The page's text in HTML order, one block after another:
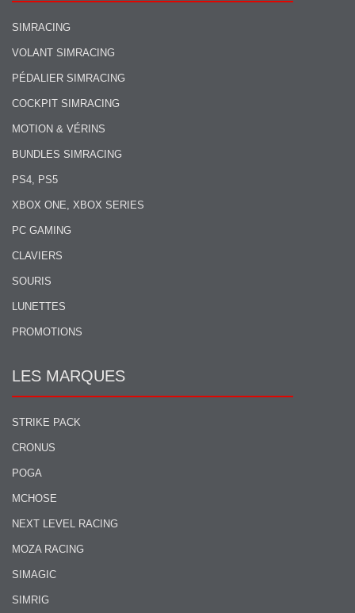
SIMRACING
VOLANT SIMRACING
PÉDALIER SIMRACING
COCKPIT SIMRACING
MOTION & VÉRINS
BUNDLES SIMRACING
PS4, PS5
XBOX ONE, XBOX SERIES
PC GAMING
CLAVIERS
SOURIS
LUNETTES
PROMOTIONS
LES MARQUES
STRIKE PACK
CRONUS
POGA
MCHOSE
NEXT LEVEL RACING
MOZA RACING
SIMAGIC
SIMRIG